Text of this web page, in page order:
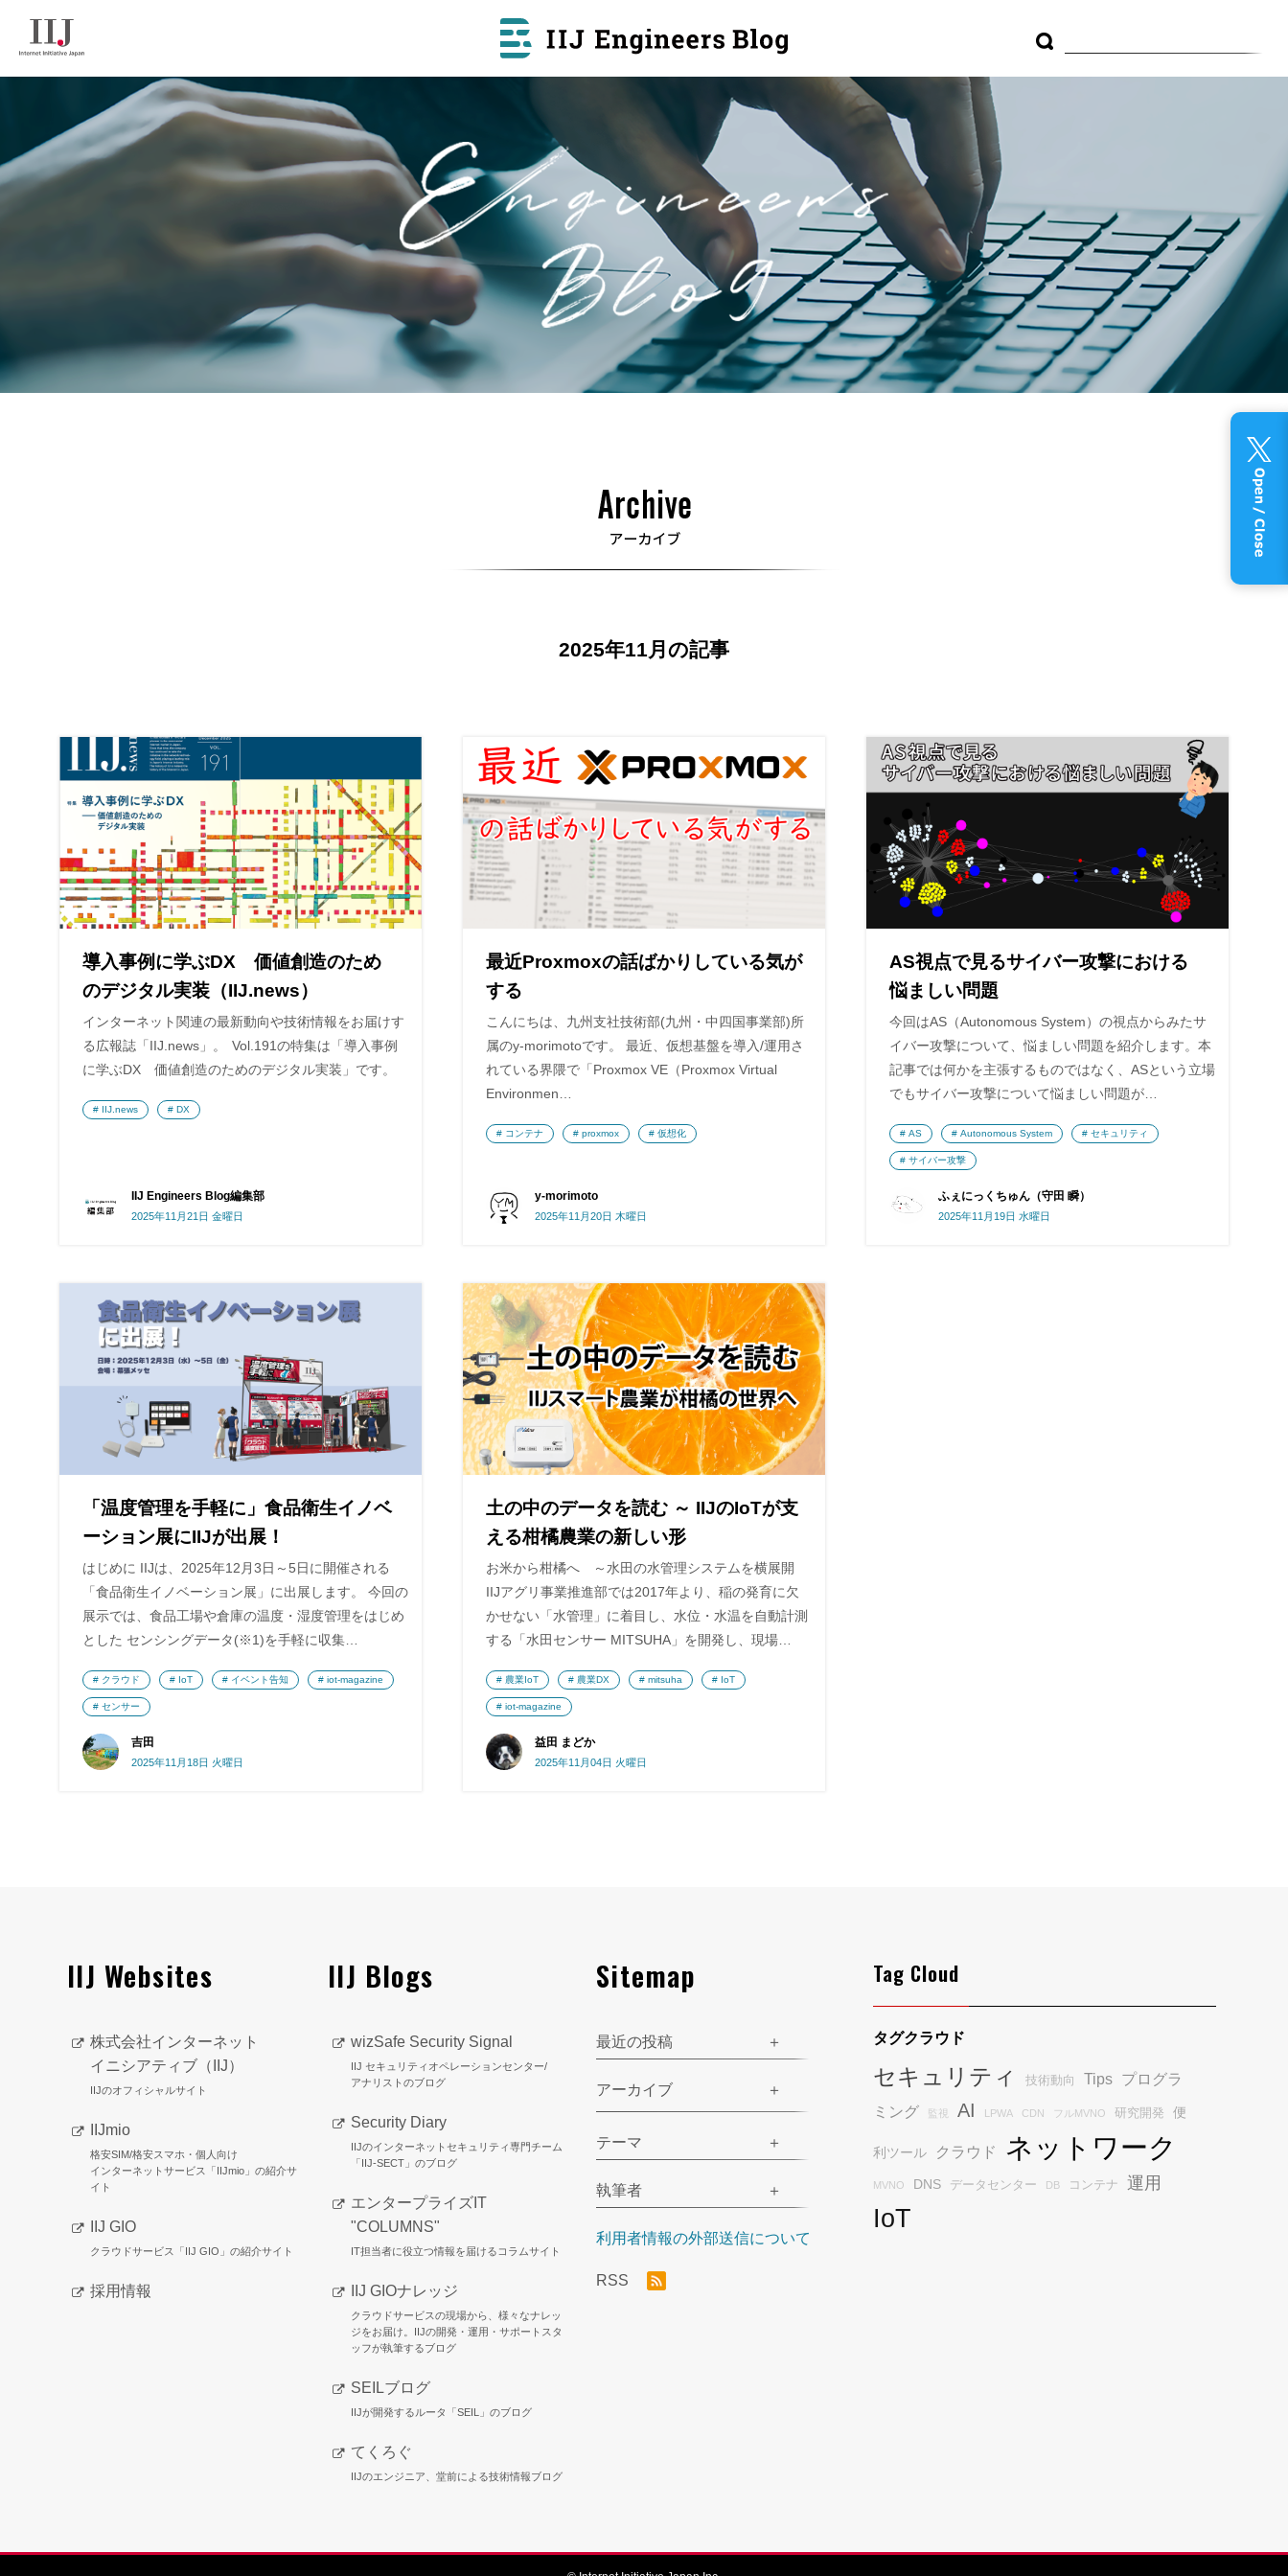
2025年11月の記事
導入事例に学ぶDX 価値創造のため
のデジタル実装（IIJ.news）
インターネット関連の最新動向や技術情報をお届けす
る広報誌「IIJ.news」。 Vol.191の特集は「導入事例
に学ぶDX 価値創造のためのデジタル実装」です。
IIJ Engineers Blog編集部
2025年11月21日 金曜日
IIJ.news DX
最近Proxmoxの話ばかりしている気が
する
こんにちは、九州支社技術部(九州・中四国事業部)所
属のy-morimotoです。 最近、仮想基盤を導入/運用さ
れている界隈で「Proxmox VE（Proxmox Virtual
Environmen…
y-morimoto
2025年11月20日 木曜日
コンテナ proxmox 仮想化
AS視点で見るサイバー攻撃における
悩ましい問題
今回はAS（Autonomous System）の視点からみたサ
イバー攻撃について、悩ましい問題を紹介します。本
記事では何かを主張するものではなく、ASという立場
でもサイバー攻撃について悩ましい問題が…
ふぇにっくちゅん（守田 瞬）
2025年11月19日 水曜日
AS Autonomous System セキュリティ
サイバー攻撃
「温度管理を手軽に」食品衛生イノベ
ーション展にIIJが出展！
はじめに IIJは、2025年12月3日～5日に開催される
「食品衛生イノベーション展」に出展します。 今回の
展示では、食品工場や倉庫の温度・湿度管理をはじめ
とした センシングデータ(※1)を手軽に収集…
吉田
2025年11月18日 火曜日
クラウド IoT イベント告知 iot-magazine
センサー
土の中のデータを読む ～ IIJのIoTが支
える柑橘農業の新しい形
お米から柑橘へ ～水田の水管理システムを横展開
IIJアグリ事業推進部では2017年より、稲の発育に欠
かせない「水管理」に着目し、水位・水温を自動計測
する「水田センサー MITSUHA」を開発し、現場…
益田 まどか
2025年11月04日 火曜日
農業IoT 農業DX mitsuha IoT
iot-magazine
IIJ Websites
株式会社インターネット
イニシアティブ（IIJ）
IIJのオフィシャルサイト
IIJmio
格安SIM/格安スマホ・個人向け
インターネットサービス「IIJmio」の紹介サ
イト
IIJ GIO
クラウドサービス「IIJ GIO」の紹介サイト
採用情報
IIJ Blogs
wizSafe Security Signal
IIJ セキュリティオペレーションセンター/
アナリストのブログ
Security Diary
IIJのインターネットセキュリティ専門チーム
「IIJ-SECT」のブログ
エンタープライズIT
"COLUMNS"
IT担当者に役立つ情報を届けるコラムサイト
IIJ GIOナレッジ
クラウドサービスの現場から、様々なナレッ
ジをお届け。IIJの開発・運用・サポートスタ
ッフが執筆するブログ
SEILブログ
IIJが開発するルータ「SEIL」のブログ
てくろぐ
IIJのエンジニア、堂前による技術情報ブログ
Sitemap
最近の投稿
アーカイブ
テーマ
執筆者
利用者情報の外部送信について
RSS
Tag Cloud
タグクラウド
セキュリティ 技術動向 Tips プログラ
ミング
監視 AI LPWA CDN フルMVNO 研究開発 便
利ツール クラウド ネットワーク
MVNO DNS データセンター DB コンテナ 運用
IoT